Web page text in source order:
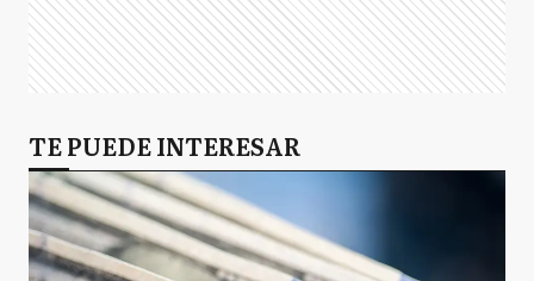
TE PUEDE INTERESAR